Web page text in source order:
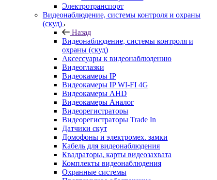
Электротранспорт
Видеонаблюдение, системы контроля и охраны
(скуд)
Назад
Видеонаблюдение, системы контроля и
охраны (скуд)
Аксессуары к видеонаблюдению
Видеоглазки
Видеокамеры IP
Видеокамеры IP WI-FI 4G
Видеокамеры AHD
Видеокамеры Аналог
Видеорегистраторы
Видеорегистраторы Trade In
Датчики скут
Домофоны и электромех. замки
Кабель для видеонаблюдения
Квадраторы, карты видеозахвата
Комплекты видеонаблюдения
Охранные системы